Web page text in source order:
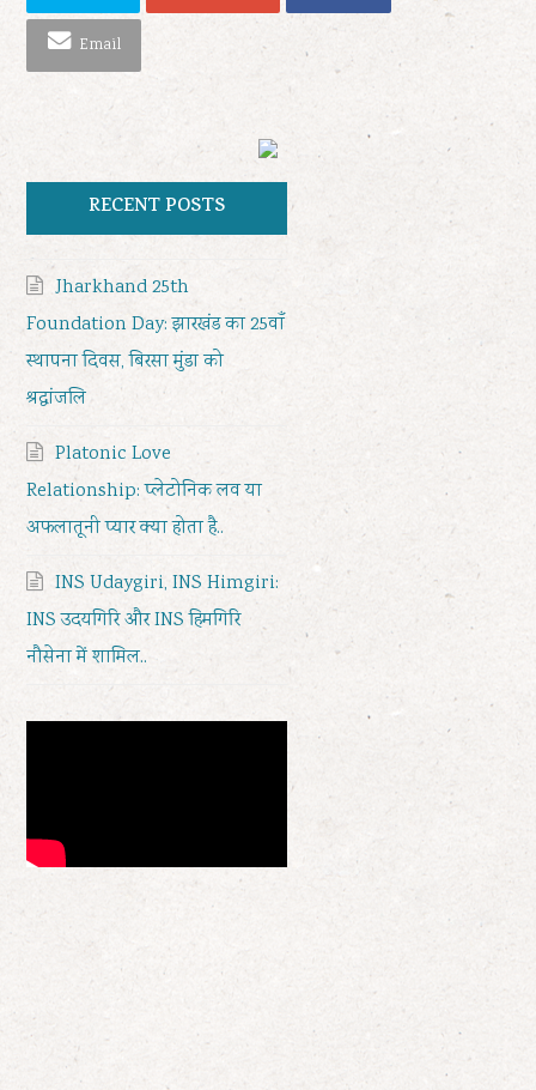
Email
RECENT POSTS
Jharkhand 25th
Foundation Day: झारखंड का 25वाँ
स्थापना दिवस, बिरसा मुंडा को
श्रद्धांजलि
Platonic Love
Relationship: प्लेटोनिक लव या
अफलातूनी प्यार क्या होता है..
INS Udaygiri, INS Himgiri:
INS उदयगिरि और INS हिमगिरि
नौसेना में शामिल..